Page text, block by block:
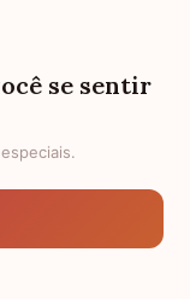
PALAVRAS
34 ANOS
PARA AMIGA
se sentir